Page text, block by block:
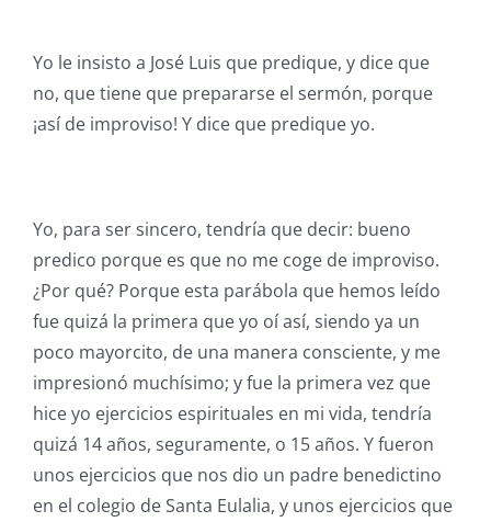
Yo le insisto a José Luis que predique, y dice que
no, que tiene que prepararse el sermón, porque
¡así de improviso! Y dice que predique yo.
Yo, para ser sincero, tendría que decir: bueno
predico porque es que no me coge de improviso.
¿Por qué? Porque esta parábola que hemos leído
fue quizá la primera que yo oí así, siendo ya un
poco mayorcito, de una manera consciente, y me
impresionó muchísimo; y fue la primera vez que
hice yo ejercicios espirituales en mi vida, tendría
quizá 14 años, seguramente, o 15 años. Y fueron
unos ejercicios que nos dio un padre benedictino
en el colegio de Santa Eulalia, y unos ejercicios que